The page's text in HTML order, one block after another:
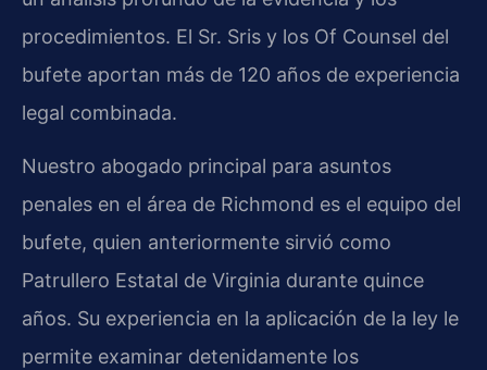
procedimientos. El Sr. Sris y los Of Counsel del
bufete aportan más de 120 años de experiencia
legal combinada.
Nuestro abogado principal para asuntos
penales en el área de Richmond es el equipo del
bufete, quien anteriormente sirvió como
Patrullero Estatal de Virginia durante quince
años. Su experiencia en la aplicación de la ley le
permite examinar detenidamente los